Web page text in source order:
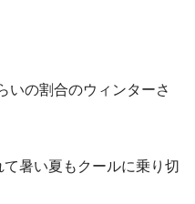
いの割合のウィンターさ
暑い夏もクールに乗り切